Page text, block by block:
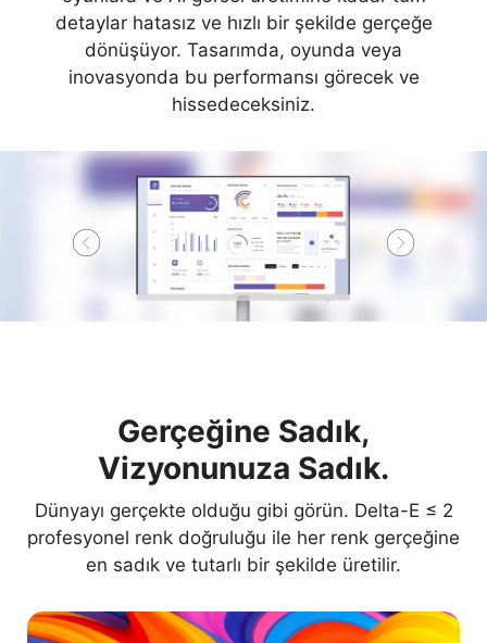
detaylar hatasız ve hızlı bir şekilde gerçeğe
dönüşüyor. Tasarımda, oyunda veya
inovasyonda bu performansı görecek ve
hissedeceksiniz.
Gerçeğine Sadık,
Vizyonunuza Sadık.
Dünyayı gerçekte olduğu gibi görün. Delta-E ≤ 2
profesyonel renk doğruluğu ile her renk gerçeğine
en sadık ve tutarlı bir şekilde üretilir.